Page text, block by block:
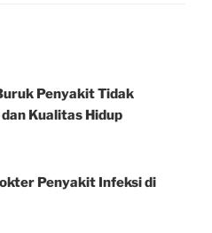
Penyakit Tidak
Kualitas Hidup
Penyakit Infeksi di